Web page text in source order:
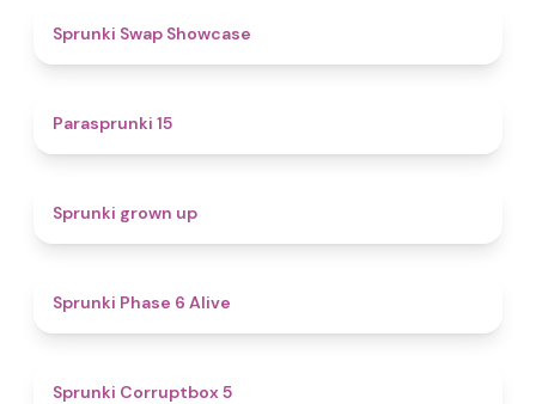
Sprunki Swap Showcase
Parasprunki 15
Sprunki grown up
Sprunki Phase 6 Alive
Sprunki Corruptbox 5